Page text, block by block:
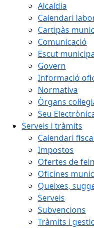
Alcaldia
Calendari
Cartipàs
Comunicació
Escut
Govern
Informació
Normativa
Òrgans
Seu
Serveis i tràmits
Calendari fiscal
Impostos
Ofertes de
Oficines
Queixes,
Serveis
Subvencions
Tràmits i